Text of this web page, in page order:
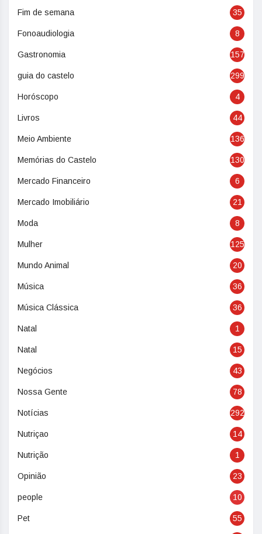
Fim de semana 35
Fonoaudiologia 8
Gastronomia 157
guia do castelo 299
Horóscopo 4
Livros 44
Meio Ambiente 136
Memórias do Castelo 130
Mercado Financeiro 6
Mercado Imobiliário 21
Moda 8
Mulher 125
Mundo Animal 20
Música 36
Música Clássica 36
Natal 1
Natal 15
Negócios 43
Nossa Gente 78
Notícias 292
Nutriçao 14
Nutrição 1
Opinião 23
people 10
Pet 55